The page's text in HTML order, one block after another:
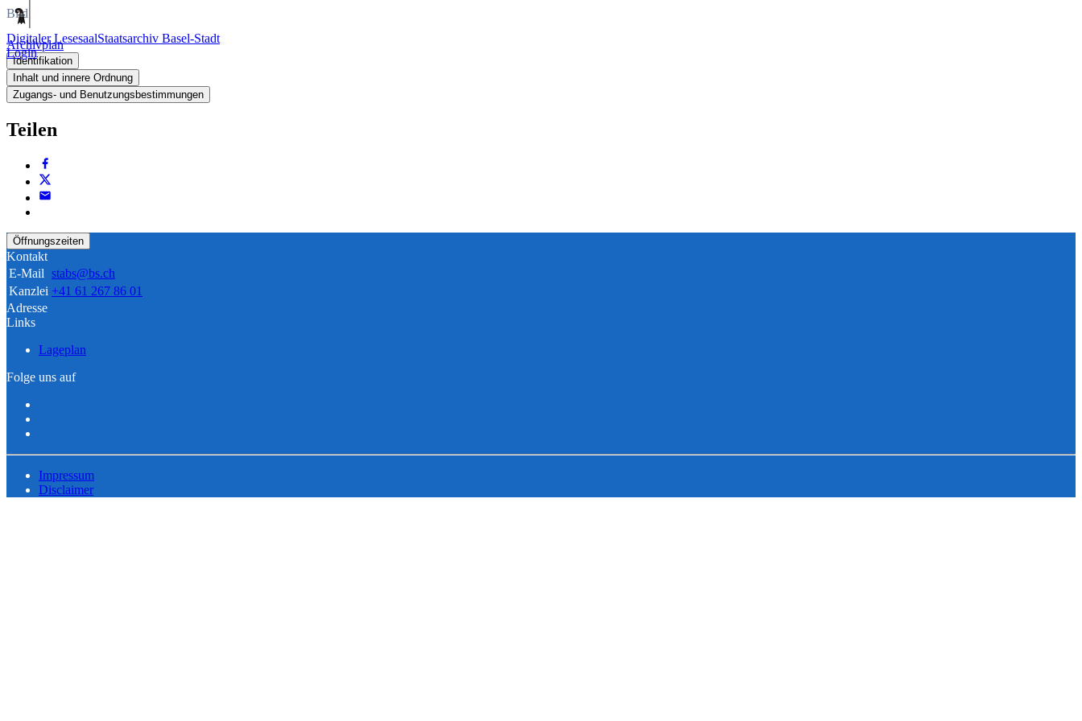
Digitaler LesesaalStaatsarchiv Basel-Stadt
Login
Bild
Archivplan
Identifikation
Inhalt und innere Ordnung
Zugangs- und Benutzungsbestimmungen
Teilen
Öffnungszeiten
Kontakt
E-Mail stabs@bs.ch
Kanzlei +41 61 267 86 01
Adresse
Links
Lageplan
Folge uns auf
Impressum
Disclaimer